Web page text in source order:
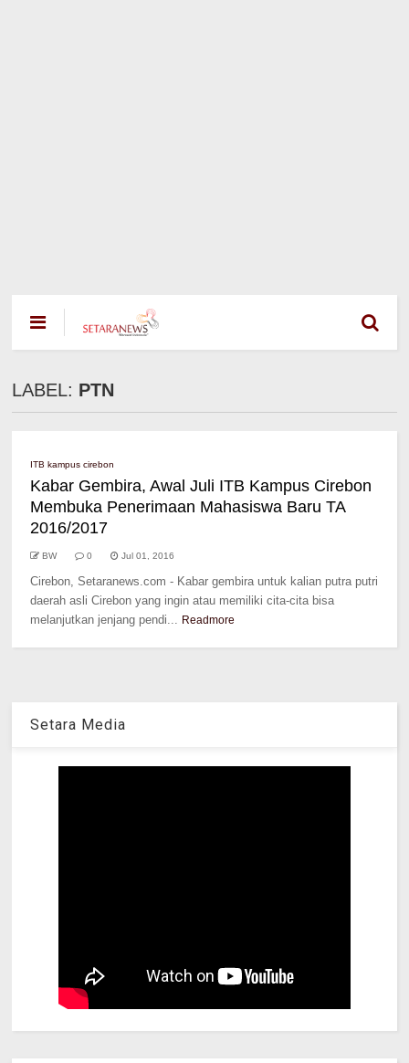
LABEL: PTN
ITB kampus cirebon
Kabar Gembira, Awal Juli ITB Kampus Cirebon
Membuka Penerimaan Mahasiswa Baru TA
2016/2017
BW 0 Jul 01, 2016
Cirebon, Setaranews.com - Kabar gembira untuk kalian putra putri
daerah asli Cirebon yang ingin atau memiliki cita-cita bisa
melanjutkan jenjang pendi... Readmore
Setara Media